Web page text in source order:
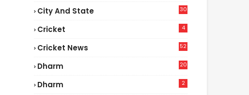
City And State 30
Cricket 4
Cricket News
52
Dharm 20
Dharm 2